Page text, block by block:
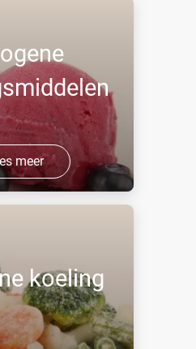
meer
koeling